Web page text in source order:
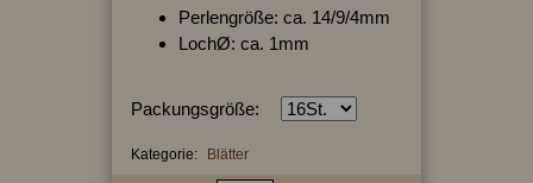
Perlengröße: ca. 14/9/4mm
LochØ: ca. 1mm
Packungsgröße:
Kategorie: Blätter